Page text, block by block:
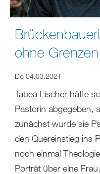
ohne Grenzen
Do 04.03.2021
Tabea Fischer hätte
Pastorin abgegeben,
zunächst wurde sie
den Quereinstieg ins
noch einmal
Porträt über eine